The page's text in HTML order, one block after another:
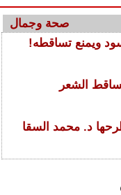
صحة وجمال
ويمنع تساقطه!
د. محمد السقا